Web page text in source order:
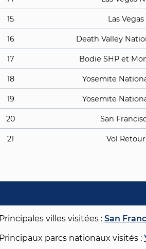
15 Las Vegas
16 Death Valley
17 Bodie SHP et
18 Yosemite
19 Yosemite
20 San
21 Vol Retour
Principales villes visitées : San
Principaux parcs nationaux visités :